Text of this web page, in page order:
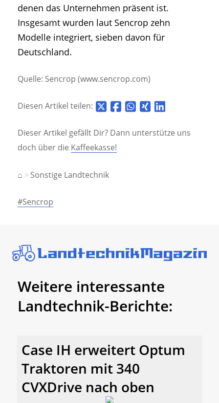
denen das Unternehmen präsent ist.
Insgesamt wurden laut Sencrop zehn
Modelle integriert, sieben davon für
Deutschland.
Quelle: Sencrop (www.sencrop.com)
Diesen Artikel teilen:
Dieser Artikel gefällt Dir? Dann unterstütze uns
doch über die Kaffeekasse!
⌂ Sonstige Landtechnik
#Sencrop
Weitere interessante
Landtechnik-Berichte:
Case IH erweitert Optum
Traktoren mit 340
CVXDrive nach oben